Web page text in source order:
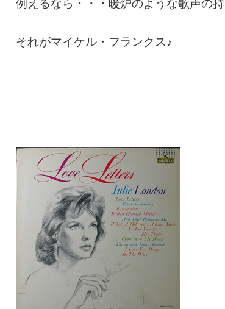
それがマイケル・フランクス♪